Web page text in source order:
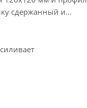
сдержанный и